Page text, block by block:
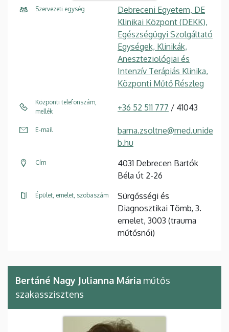
Szervezeti egység
Debreceni Egyetem, DE
Klinikai Központ (DEKK),
Egészségügyi Szolgáltató
Egységek, Klinikák,
Aneszteziológiai és
Intenzív Terápiás Klinika,
Központi Műtő Részleg
Központi telefonszám,
mellék
+36 52 511 777 / 41043
E-mail
barna.zsoltne@med.unide
b.hu
Cím
4031 Debrecen Bartók
Béla út 2-26
Épület, emelet, szobaszám
Sürgősségi és
Diagnosztikai Tömb, 3.
emelet, 3003 (trauma
műtősnői)
Bertáné Nagy Julianna Mária műtős
szakasszisztens